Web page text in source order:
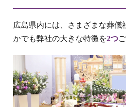
広島県内には、さまざまな葬儀
かでも弊社の大きな特徴を2つ